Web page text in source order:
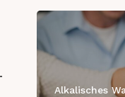
Alkalisches